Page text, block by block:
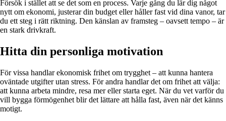
Försök i stället att se det som en process. Varje gång du lär dig något
nytt om ekonomi, justerar din budget eller håller fast vid dina vanor, tar
du ett steg i rätt riktning. Den känslan av framsteg – oavsett tempo – är
en stark drivkraft.
Hitta din personliga motivation
För vissa handlar ekonomisk frihet om trygghet – att kunna hantera
oväntade utgifter utan stress. För andra handlar det om frihet att välja:
att kunna arbeta mindre, resa mer eller starta eget. När du vet varför du
vill bygga förmögenhet blir det lättare att hålla fast, även när det känns
motigt.